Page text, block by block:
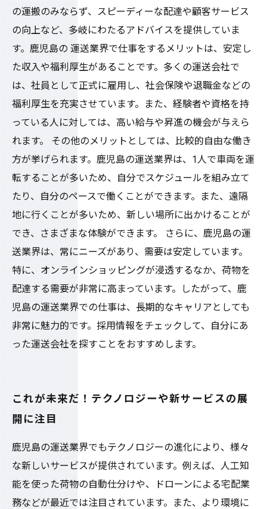
の運搬のみならず、スピーディーな配達や顧客サービス
の向上など、多岐にわたるアドバイスを提供していま
す。鹿児島の 運送業界で仕事をするメリットは、安定し
た収入や福利厚生があることです。多くの運送会社で
は、社員として正式に雇用し、社会保険や退職金などの
福利厚生を充実させています。また、経験者や資格を持
っている人に対しては、高い給与や昇進の機会が与えら
れます。 その他のメリットとしては、比較的自由な働き
方が挙げられます。鹿児島の運送業界は、1人で車両を運
転することが多いため、自分でスケジュールを組み立て
たり、自分のペースで働くことができます。また、遠隔
地に行くことが多いため、新しい場所に出かけることが
でき、さまざまな体験ができます。 さらに、鹿児島の運
送業界は、常にニーズがあり、需要は安定しています。
特に、オンラインショッピングが浸透するなか、荷物を
配達する需要が非常に高まっています。したがって、鹿
児島の運送業界での仕事は、長期的なキャリアとしても
非常に魅力的です。採用情報をチェックして、自分にあ
った運送会社を探すことをおすすめします。
これが未来だ！テクノロジーや新サービスの展
開に注目
鹿児島の運送業界でもテクノロジーの進化により、様々
な新しいサービスが提供されています。例えば、人工知
能を使った荷物の自動仕分けや、ドローンによる宅配業
務などが最近では注目されています。また、より環境に